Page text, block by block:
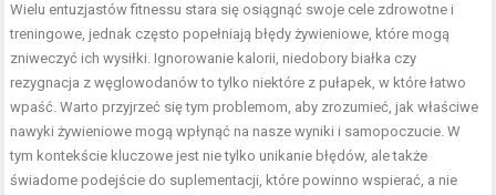
Wielu entuzjastów fitnessu stara się osiągnąć swoje cele zdrowotne i
treningowe, jednak często popełniają błędy żywieniowe, które mogą
zniweczyć ich wysiłki. Ignorowanie kalorii, niedobory białka czy
rezygnacja z węglowodanów to tylko niektóre z pułapek, w które łatwo
wpaść. Warto przyjrzeć się tym problemom, aby zrozumieć, jak właściwe
nawyki żywieniowe mogą wpłynąć na nasze wyniki i samopoczucie. W
tym kontekście kluczowe jest nie tylko unikanie błędów, ale także
świadome podejście do suplementacji, które powinno wspierać, a nie